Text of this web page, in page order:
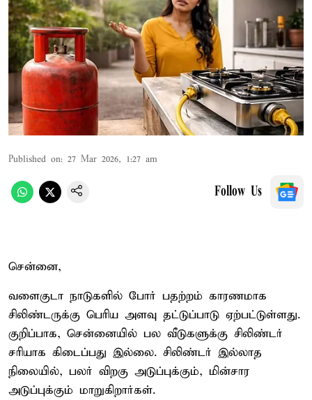
Published on: 27 Mar 2026, 1:27 am
Follow Us
சென்னை,
வளைகுடா நாடுகளில் போர் பதற்றம் காரணமாக
சிலிண்டருக்கு பெரிய அளவு தட்டுப்பாடு ஏற்பட்டுள்ளது.
குறிப்பாக, சென்னையில் பல வீடுகளுக்கு சிலிண்டர்
சரியாக கிடைப்பது இல்லை. சிலிண்டர் இல்லாத
நிலையில், பலர் விறகு அடுப்புக்கும், மின்சார
அடுப்புக்கும் மாறுகிறார்கள்.